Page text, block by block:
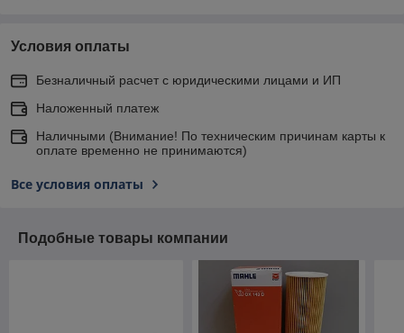
Условия оплаты
Безналичный расчет с юридическими лицами и ИП
Наложенный платеж
Наличными (Внимание! По техническим причинам карты к
оплате временно не принимаются)
Все условия оплаты
Подобные товары компании